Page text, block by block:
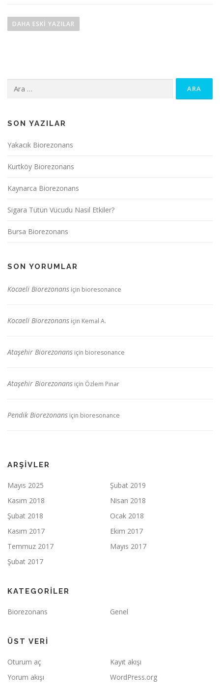
a
m
s
i
DAHA ESKI YAZILAR
SON YAZILAR
Yakacık Biorezonans
Kurtköy Biorezonans
Kaynarca Biorezonans
Sigara Tütün Vücudu Nasıl Etkiler?
Bursa Biorezonans
SON YORUMLAR
Kocaeli Biorezonans için bioresonance
Kocaeli Biorezonans için Kemal A.
Ataşehir Biorezonans için bioresonance
Ataşehir Biorezonans için Özlem Pınar
Pendik Biorezonans için bioresonance
ARŞIVLER
Mayıs 2025
Şubat 2019
Kasım 2018
Nisan 2018
Şubat 2018
Ocak 2018
Kasım 2017
Ekim 2017
Temmuz 2017
Mayıs 2017
Şubat 2017
KATEGORILER
Biorezonans Genel
ÜST VERI
Oturum aç
Kayıt akışı
Yorum akışı
WordPress.org